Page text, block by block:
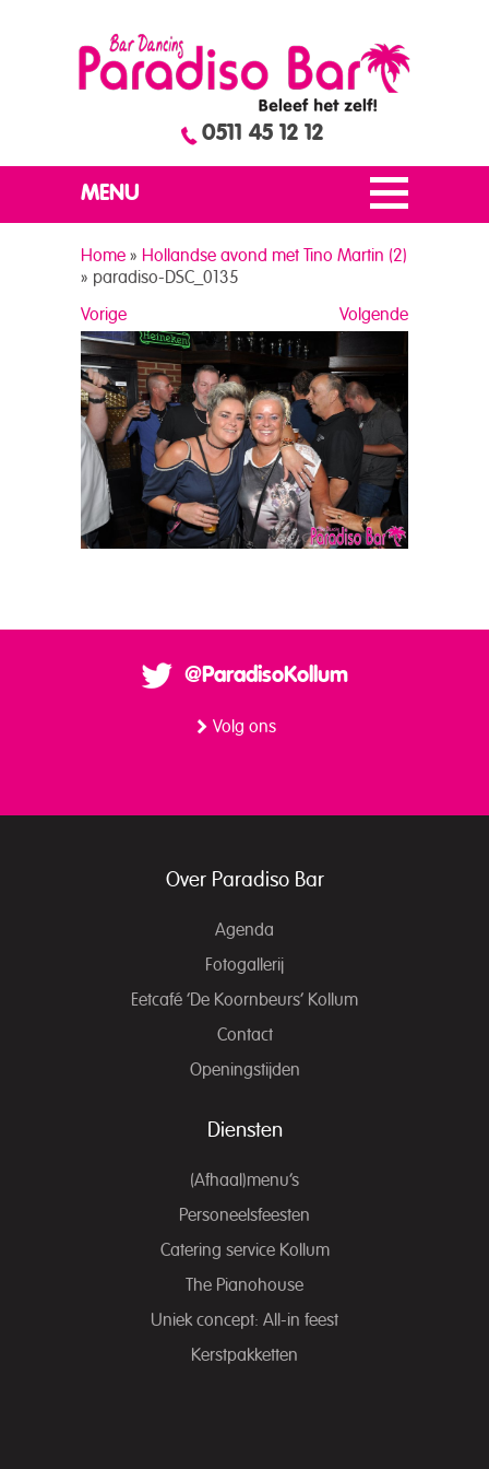
0511 45 12 12
MENU
Home » Hollandse avond met Tino Martin (2)
» paradiso-DSC_0135
Volgende
Vorige
@ParadisoKollum
Volg ons
Over Paradiso Bar
Agenda
Fotogallerij
Eetcafé ‘De Koornbeurs’ Kollum
Contact
Openingstijden
Diensten
(Afhaal)menu’s
Personeelsfeesten
Catering service Kollum
The Pianohouse
Uniek concept: All-in feest
Kerstpakketten